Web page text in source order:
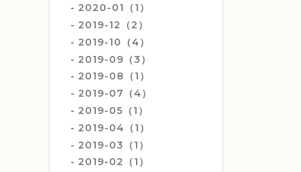
2020-01（1）
2019-12（2）
2019-10（4）
2019-09（3）
2019-08（1）
2019-07（4）
2019-05（1）
2019-04（1）
2019-03（1）
2019-02（1）